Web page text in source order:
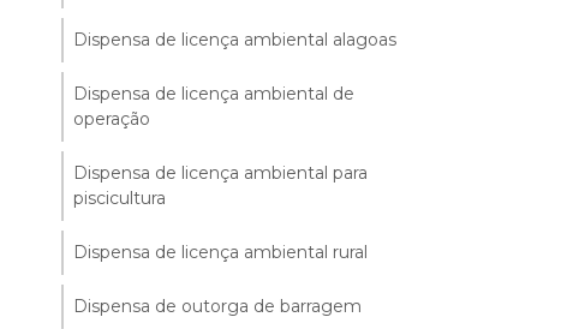
Dispensa de licença ambiental alagoas
Dispensa de licença ambiental de
operação
Dispensa de licença ambiental para
piscicultura
Dispensa de licença ambiental rural
Dispensa de outorga de barragem